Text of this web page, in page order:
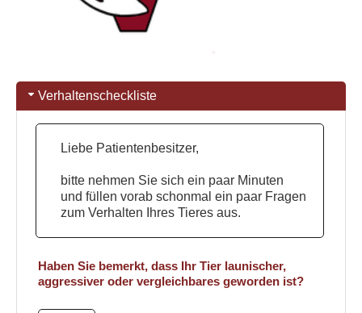
Verhaltenscheckliste
Liebe Patientenbesitzer,
bitte nehmen Sie sich ein paar Minuten
und füllen vorab schonmal ein paar Fragen
zum Verhalten Ihres Tieres aus.
Haben Sie bemerkt, dass Ihr Tier launischer,
aggressiver oder vergleichbares geworden ist?